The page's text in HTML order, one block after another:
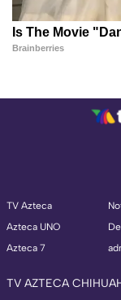
TV Azteca
Azteca UNO
Azteca 7
TV AZTECA